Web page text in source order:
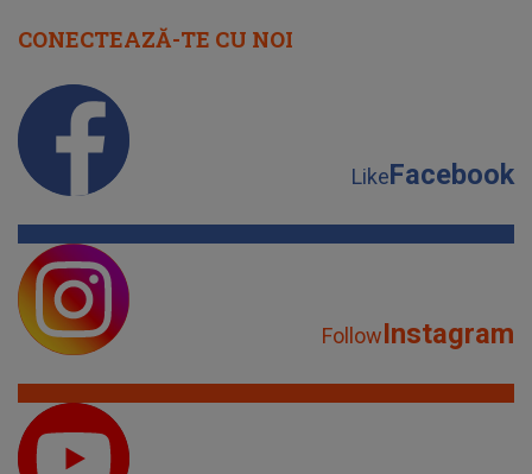
CONECTEAZĂ-TE CU NOI
LikeFacebook
FollowInstagram